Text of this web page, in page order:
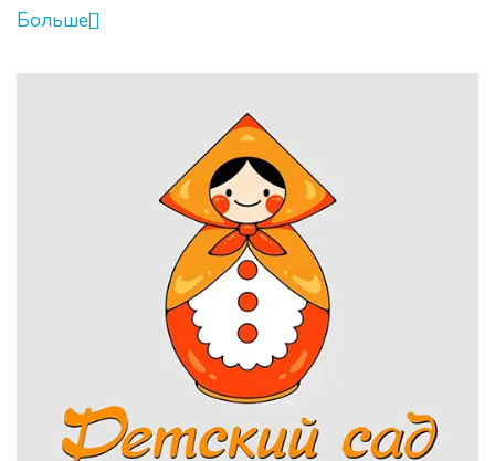
совместно создавать модели. Кроме того,
конструкторы Gigo способствуют развитию у детей
следовать последовательности действий и решать
разнообразные задачи. Таким образом, конструкторы
Gigo для детских садов являются эффективным
средством развития различных навыков и
способностей у детей, а также способствуют их
творческому и интеллектуальному развитию.
Дети любят конструкторы Гиго по нескольким
1. Творческое развитие: Конструкторы Гиго позволяют
детям развивать свою фантазию, логическое
мышление, координацию движений и технические
навыки. Собирая и разбирая различные модели, дети
учатся решать задачи, развивают пространственное
Больше